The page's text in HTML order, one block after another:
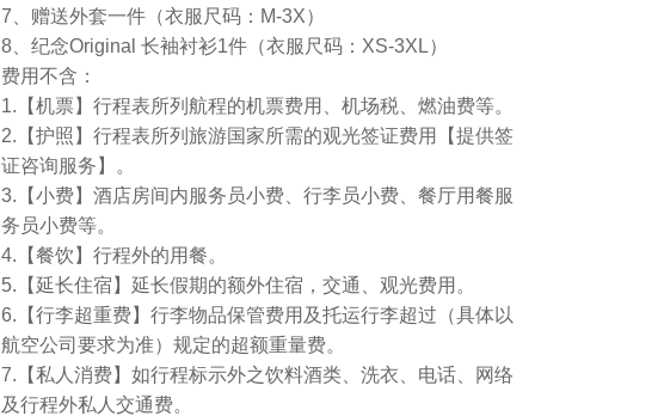
7、赠送外套一件（衣服尺码：M-3X）
8、纪念Original 长袖衬衫1件（衣服尺码：XS-3XL）
费用不含：
1.【机票】行程表所列航程的机票费用、机场税、燃油费等。
2.【护照】行程表所列旅游国家所需的观光签证费用【提供签
证咨询服务】。
3.【小费】酒店房间内服务员小费、行李员小费、餐厅用餐服
务员小费等。
4.【餐饮】行程外的用餐。
5.【延长住宿】延长假期的额外住宿，交通、观光费用。
6.【行李超重费】行李物品保管费用及托运行李超过（具体以
航空公司要求为准）规定的超额重量费。
7.【私人消费】如行程标示外之饮料酒类、洗衣、电话、网络
及行程外私人交通费。